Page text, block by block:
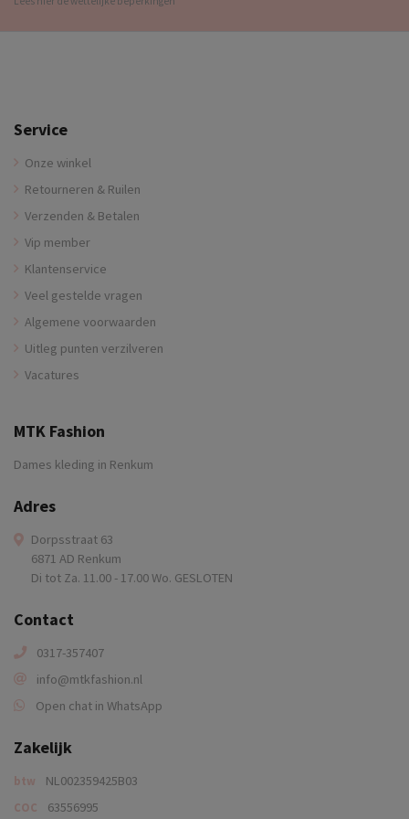
Service
Onze winkel
Retourneren & Ruilen
Verzenden & Betalen
Vip member
Klantenservice
Veel gestelde vragen
Algemene voorwaarden
Uitleg punten verzilveren
Vacatures
MTK Fashion
Dames kleding in Renkum
Adres
Dorpsstraat 63
6871 AD Renkum
Di tot Za. 11.00 - 17.00 Wo. GESLOTEN
Contact
0317-357407
info@mtkfashion.nl
Open chat in WhatsApp
Zakelijk
btw NL002359425B03
COC 63556995